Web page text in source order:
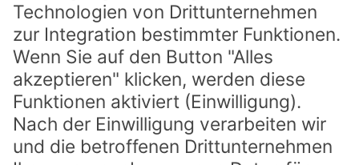
NEUIGKEITEN
PARTNER